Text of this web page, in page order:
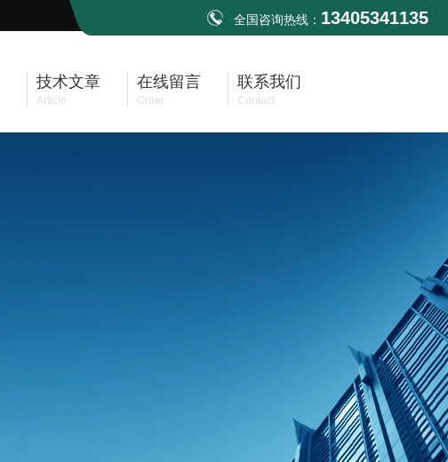
全国咨询热线： 13405341135
技术文章
Article
在线留言
Order
联系我们
Contact